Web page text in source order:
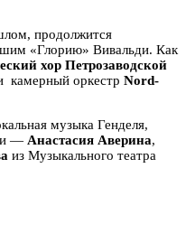
продолжится
«Глорию» Вивальди. Как
хор Петрозаводской
камерный оркестр Nord-
музыка Генделя,
— Анастасия Аверина,
из Музыкального театра